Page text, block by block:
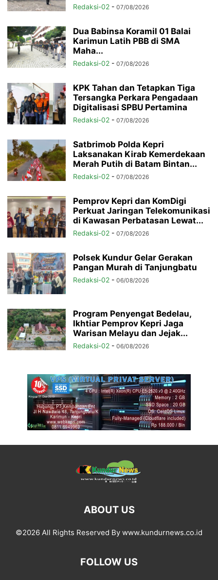
Redaksi-02 - 07/08/2026
Dua Babinsa Koramil 01 Balai
Karimun Latih PBB di SMA
Maha...
Redaksi-02 - 07/08/2026
KPK Tahan dan Tetapkan Tiga
Tersangka Perkara Pengadaan
Digitalisasi SPBU Pertamina
Redaksi-02 - 07/08/2026
Satbrimob Polda Kepri
Laksanakan Kirab Kemerdekaan
Merah Putih di Batam Bintan...
Redaksi-02 - 07/08/2026
Pemprov Kepri dan KomDigi
Perkuat Jaringan Telekomunikasi
di Kawasan Perbatasan Lewat...
Redaksi-02 - 07/08/2026
Polsek Kundur Gelar Gerakan
Pangan Murah di Tanjungbatu
Redaksi-02 - 06/08/2026
Program Penyengat Bedelau,
Ikhtiar Pemprov Kepri Jaga
Warisan Melayu dan Jejak...
Redaksi-02 - 06/08/2026
ABOUT US
©2026 All Rights Reserved By www.kundurnews.co.id
FOLLOW US